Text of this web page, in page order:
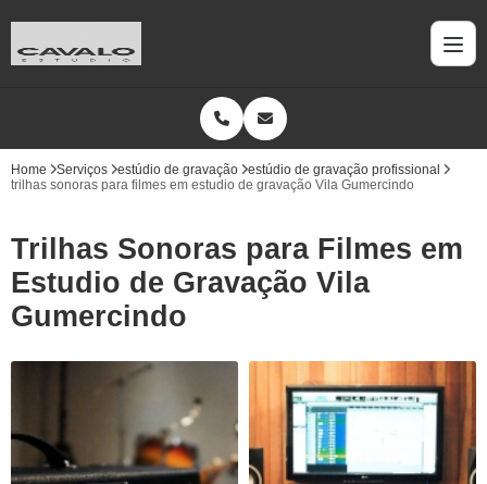
Home Serviços estúdio de gravação
estúdio de gravação profissional
trilhas sonoras para filmes em estudio de gravação Vila Gumercindo
Trilhas Sonoras para Filmes em
Estudio de Gravação Vila
Gumercindo